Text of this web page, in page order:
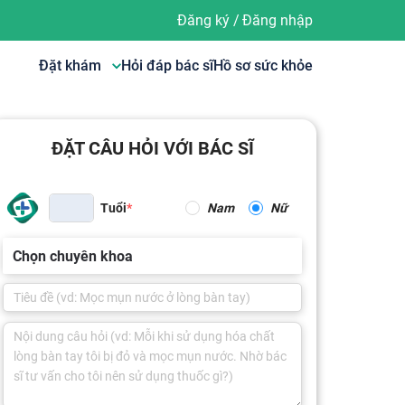
Đăng ký/ Đăng nhập
Đặt khám Hỏi đáp bác sĩHồ sơ sức khỏe
ĐẶT CÂU HỎI VỚI BÁC SĨ
Tuổi Nam Nữ
Chọn chuyên khoa